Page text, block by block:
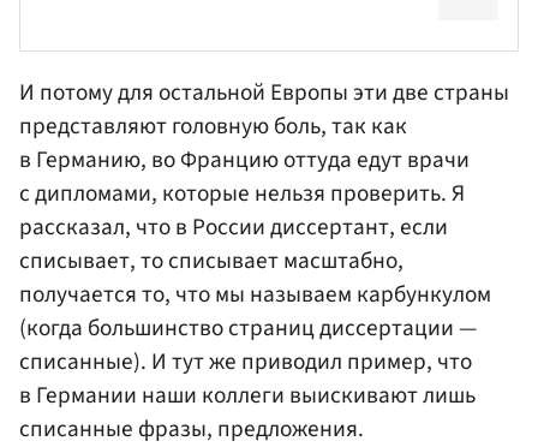
И потому для остальной Европы эти две страны
представляют головную боль, так как
в Германию, во Францию оттуда едут врачи
с дипломами, которые нельзя проверить. Я
рассказал, что в России диссертант, если
списывает, то списывает масштабно,
получается то, что мы называем карбункулом
(когда большинство страниц диссертации —
списанные). И тут же приводил пример, что
в Германии наши коллеги выискивают лишь
списанные фразы, предложения.